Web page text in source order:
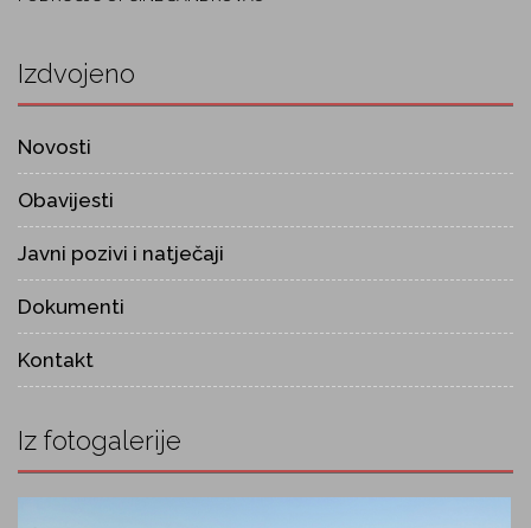
Izdvojeno
Novosti
Obavijesti
Javni pozivi i natječaji
Dokumenti
Kontakt
Iz fotogalerije